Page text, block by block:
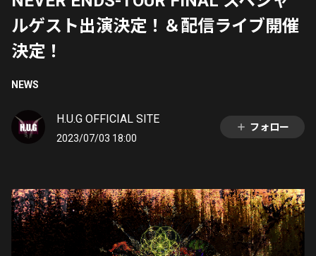
ルゲスト出演決定！＆配信ライブ開催
決定！
NEWS
H.U.G OFFICIAL SITE
2023/07/03 18:00
フォロー